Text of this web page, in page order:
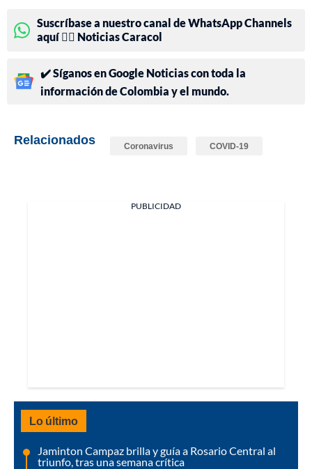
Suscríbase a nuestro canal de WhatsApp Channels
aquí 👉🏻 Noticias Caracol
✔️ Síganos en Google Noticias con toda la
información de Colombia y el mundo.
Relacionados Coronavirus COVID-19
PUBLICIDAD
Lo último
Jaminton Campaz brilla y guía a Rosario Central al
triunfo, tras una semana crítica